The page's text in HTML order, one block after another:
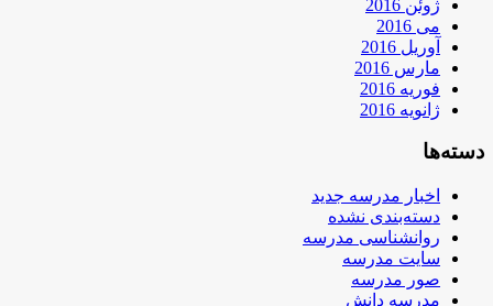
ژوئن 2016
می 2016
آوریل 2016
مارس 2016
فوریه 2016
ژانویه 2016
دسته‌ها
اخبار مدرسه جدید
دسته‌بندی نشده
روانشناسی مدرسه
سایت مدرسه
صور مدرسه
مدرسه دانش